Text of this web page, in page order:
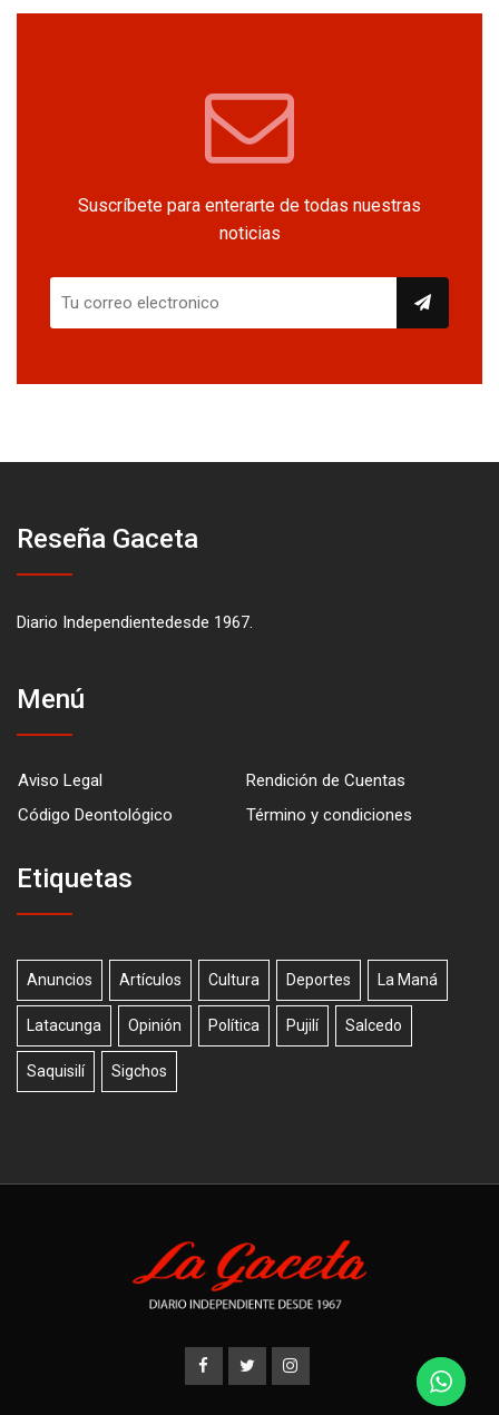
Suscríbete para enterarte de todas nuestras
noticias
Reseña Gaceta
Diario Independientedesde 1967.
Menú
Aviso Legal
Rendición de Cuentas
Código Deontológico
Término y condiciones
Etiquetas
Anuncios Artículos Cultura Deportes La Maná
Latacunga Opinión Política Pujilí Salcedo
Saquisilí Sigchos